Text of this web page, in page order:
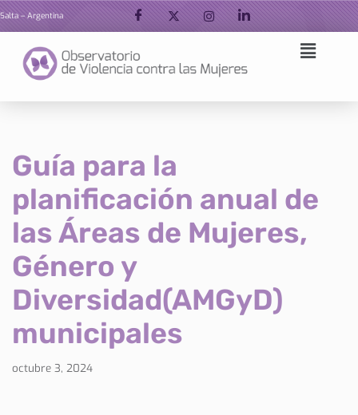
contenido
Salta – Argentina
Guía para la
planificación anual de
las Áreas de Mujeres,
Género y
Diversidad(AMGyD)
municipales
octubre 3, 2024